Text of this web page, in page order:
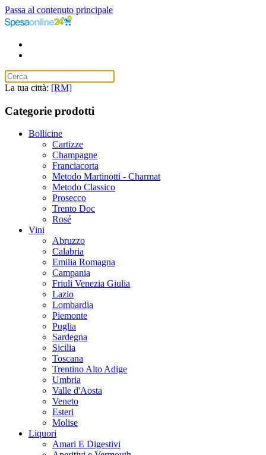
Passa al contenuto principale
La tua città: [RM]
Categorie prodotti
Bollicine
Cartizze
Champagne
Franciacorta
Metodo Martinotti - Charmat
Metodo Classico
Prosecco
Trento Doc
Rosé
Vini
Abruzzo
Calabria
Emilia Romagna
Campania
Friuli Venezia Giulia
Lazio
Lombardia
Piemonte
Puglia
Sardegna
Sicilia
Toscana
Trentino Alto Adige
Umbria
Valle d'Aosta
Veneto
Esteri
Molise
Liquori
Amari E Digestivi